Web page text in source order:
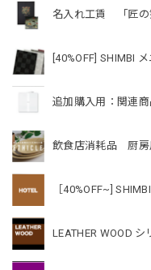
名入れ工賃 「匠
[40%OFF] SHIMBI
追加購入用：関連
飲食店消耗品 厨房
［40%OFF~]
LEATHER WOOD シ